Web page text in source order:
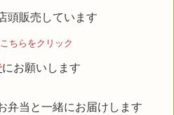
頭販売しています
ちらをクリック
にお願いします
当と一緒にお届けします